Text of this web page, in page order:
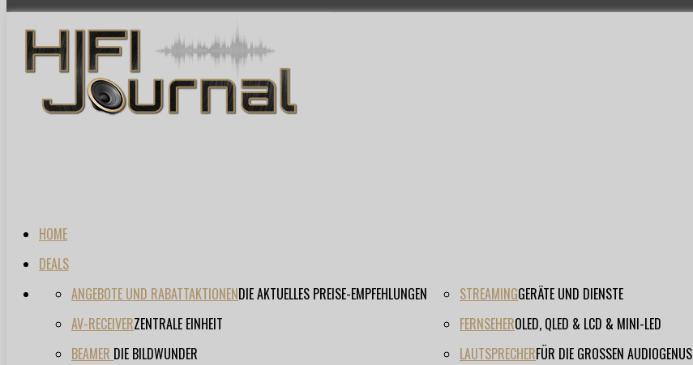
HOME
DEALS
ANGEBOTE UND RABATTAKTIONENDIE AKTUELLES PREISE-EMPFEHLUNGEN
AV-RECEIVERZENTRALE EINHEIT
BEAMER DIE BILDWUNDER
STREAMINGGERÄTE UND DIENSTE
FERNSEHEROLED, QLED & LCD & MINI-LED
LAUTSPRECHERFÜR DIE GROSSEN AUDIOGENUSS